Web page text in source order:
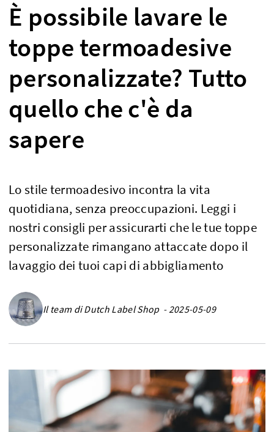
È possibile lavare le
toppe termoadesive
personalizzate? Tutto
quello che c'è da
sapere
Lo stile termoadesivo incontra la vita
quotidiana, senza preoccupazioni. Leggi i
nostri consigli per assicurarti che le tue toppe
personalizzate rimangano attaccate dopo il
lavaggio dei tuoi capi di abbigliamento
Il team di Dutch Label Shop - 2025-05-09